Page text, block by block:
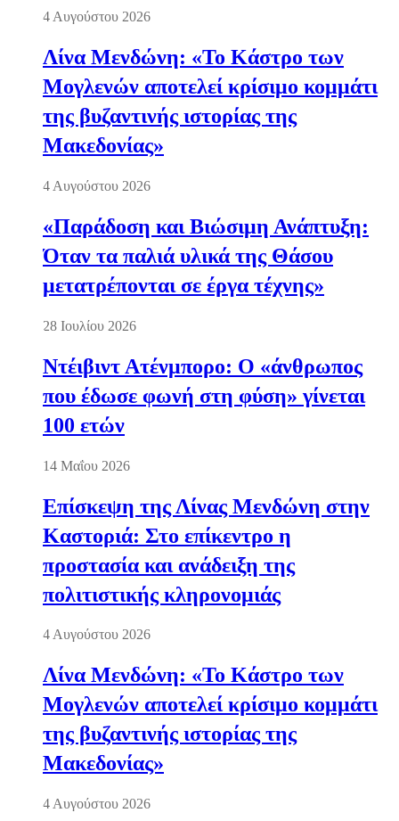
4 Αυγούστου 2026
Λίνα Μενδώνη: «Το Κάστρο των
Μογλενών αποτελεί κρίσιμο κομμάτι
της βυζαντινής ιστορίας της
Μακεδονίας»
4 Αυγούστου 2026
«Παράδοση και Βιώσιμη Ανάπτυξη:
Όταν τα παλιά υλικά της Θάσου
μετατρέπονται σε έργα τέχνης»
28 Ιουλίου 2026
Ντέιβιντ Ατένμπορο: Ο «άνθρωπος
που έδωσε φωνή στη φύση» γίνεται
100 ετών
14 Μαΐου 2026
Επίσκεψη της Λίνας Μενδώνη στην
Καστοριά: Στο επίκεντρο η
προστασία και ανάδειξη της
πολιτιστικής κληρονομιάς
4 Αυγούστου 2026
Λίνα Μενδώνη: «Το Κάστρο των
Μογλενών αποτελεί κρίσιμο κομμάτι
της βυζαντινής ιστορίας της
Μακεδονίας»
4 Αυγούστου 2026